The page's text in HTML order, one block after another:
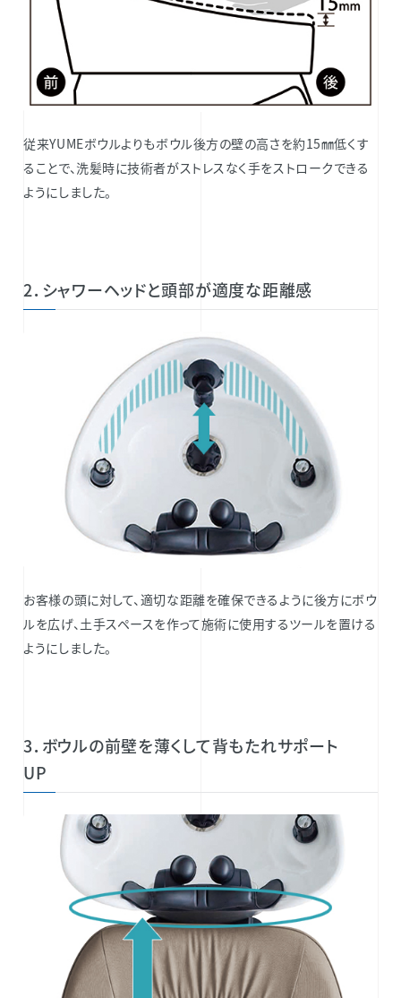
従来YUMEボウルよりもボウル後方の壁の高さを約15㎜低くす
ることで、洗髪時に技術者がストレスなく手をストロークできる
ようにしました。
2．シャワーヘッドと頭部が適度な距離感
お客様の頭に対して、適切な距離を確保できるように後方にボウ
ルを広げ、土手スペースを作って施術に使用するツールを置ける
ようにしました。
3．ボウルの前壁を薄くして背もたれサポート
UP